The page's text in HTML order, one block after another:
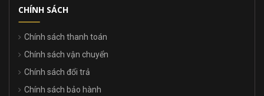
CHÍNH SÁCH
Chính sách thanh toán
Chính sách vận chuyển
Chính sách đổi trả
Chính sách bảo hành